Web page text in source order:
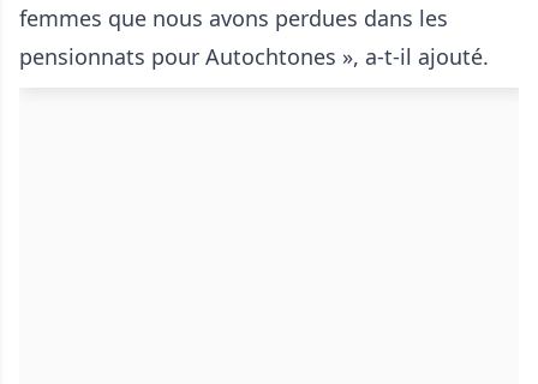
femmes que nous avons perdues dans les
pensionnats pour Autochtones », a-t-il ajouté.